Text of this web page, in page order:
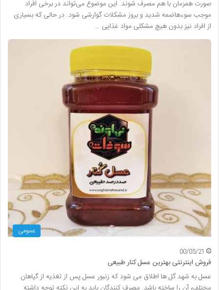
صورت همزمان با هم مصرف شوند. این موضوع می‌تواند در برخی افراد
موجب سوءهاضمه شدید و بروز مشکلات گوارشی شود. در حالی که بسیاری
از افراد نیز بدون هیچ مشکلی مواد غذایی …
عمومی
00/05/21
فروش اینترنتی بهترین عسل کنار طبیعی
عسل به شهد گل ها اطلاق می شود كه زنبور عسل پس از تغذیه از گیاهان